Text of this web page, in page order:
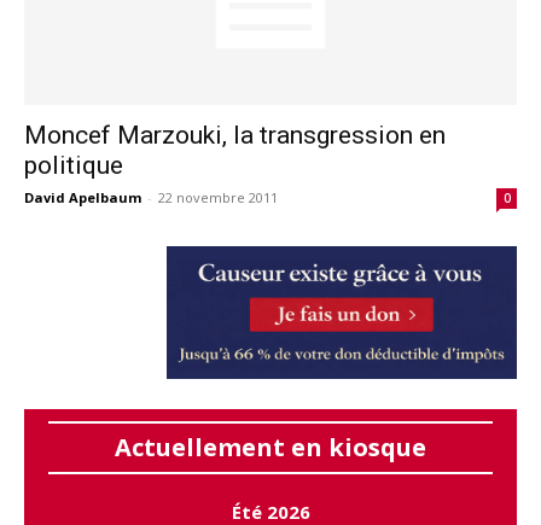
Moncef Marzouki, la transgression en
politique
David Apelbaum - 22 novembre 2011 0
Actuellement en kiosque
Été 2026